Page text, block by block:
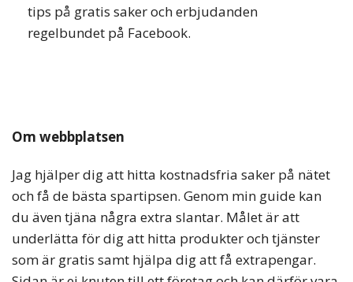
tips på gratis saker och erbjudanden
regelbundet på Facebook.
Om webbplatsen
Jag hjälper dig att hitta kostnadsfria saker på nätet
och få de bästa spartipsen. Genom min guide kan
du även tjäna några extra slantar. Målet är att
underlätta för dig att hitta produkter och tjänster
som är gratis samt hjälpa dig att få extrapengar.